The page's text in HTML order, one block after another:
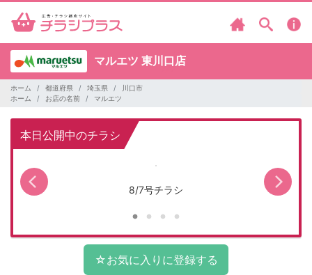
マルエツ 東川口店
ホーム 都道府県 埼玉県
川口市
ホーム
お店の名前 マルエツ
本日公開中のチラシ
8/7号チラシ